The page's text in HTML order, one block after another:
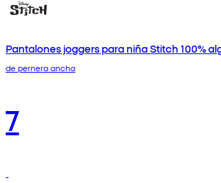
Pantalones joggers para niña Stitch 100%
de pernera ancha
7